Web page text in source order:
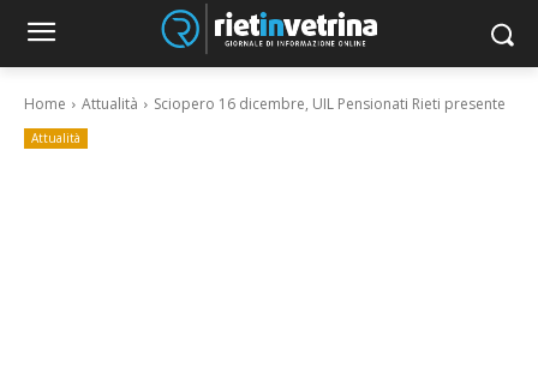
Home Attualità Sciopero 16 dicembre, UIL Pensionati Rieti presente
Attualità